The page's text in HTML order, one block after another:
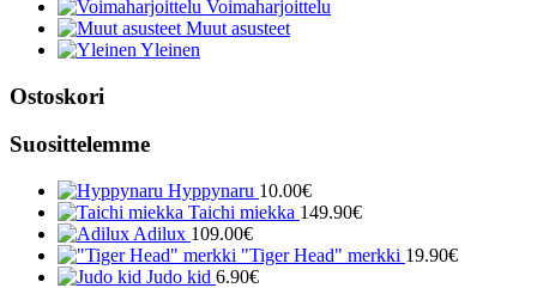
Voimaharjoittelu
Muut asusteet
Yleinen
Ostoskori
Suosittelemme
Hyppynaru 10.00€
Taichi miekka 149.90€
Adilux 109.00€
"Tiger Head" merkki 19.90€
Judo kid 6.90€